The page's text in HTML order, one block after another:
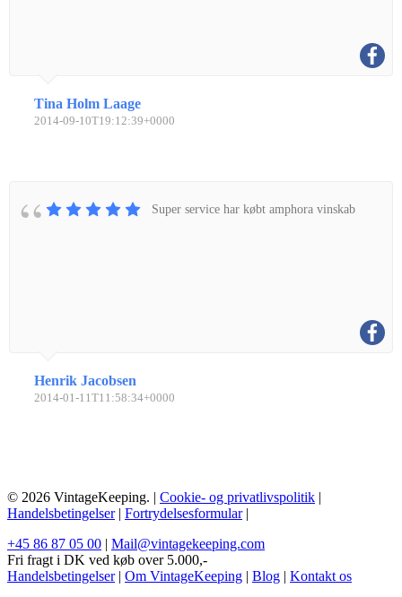
Tina Holm Laage
2014-09-10T19:12:39+0000
Super service har købt amphora vinskab
Henrik Jacobsen
2014-01-11T11:58:34+0000
© 2026 VintageKeeping. | Cookie- og privatlivspolitik |
Handelsbetingelser| Fortrydelsesformular|
+45 86 87 05 00 | Mail@vintagekeeping.com
Fri fragt i DK ved køb over 5.000,-
Handelsbetingelser| Om VintageKeeping | Blog | Kontakt os